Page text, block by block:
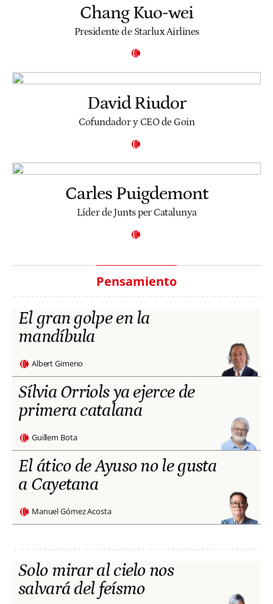
Chang Kuo-wei
Presidente de Starlux Airlines
David Riudor
Cofundador y CEO de Goin
Carles Puigdemont
Líder de Junts per Catalunya
Pensamiento
El gran golpe en la
mandíbula
Albert Gimeno
Sílvia Orriols ya ejerce de
primera catalana
Guillem Bota
El ático de Ayuso no le gusta
a Cayetana
Manuel Gómez Acosta
Solo mirar al cielo nos
salvará del feísmo